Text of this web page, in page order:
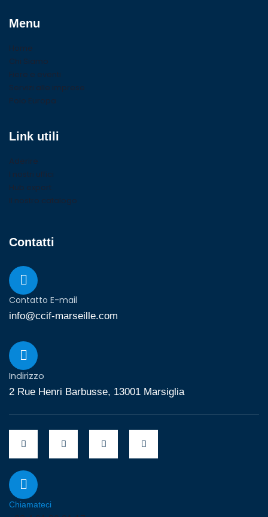
Menu
Home
Chi Siamo
Fiere e eventi
Servizi alle imprese
Polo Europa
Link utili
Aderire
I nostri uffici
Hub export
Il nostro catalogo
Contatti
Contatto E-mail
info@ccif-marseille.com
Indirizzo
2 Rue Henri Barbusse, 13001 Marsiglia
Chiamateci